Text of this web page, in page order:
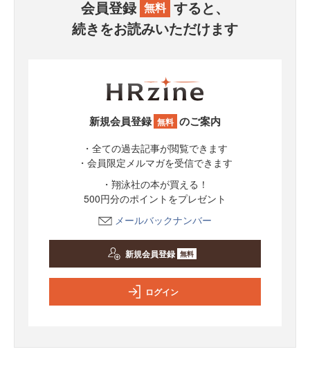
会員登録 無料 すると、
続きをお読みいただけます
新規会員登録 無料 のご案内
・全ての過去記事が閲覧できます
・会員限定メルマガを受信できます
・翔泳社の本が買える！
500円分のポイントをプレゼント
メールバックナンバー
新規会員登録 無料
ログイン